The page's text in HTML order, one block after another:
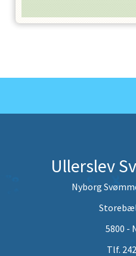
Ullerslev
Nyborg
5800 -
Tlf.